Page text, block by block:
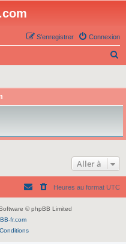
Connexion
S’enregistrer
c
e
r
Aller à
Heures au format UTC
© phpBB Limited
fr.com
Conditions